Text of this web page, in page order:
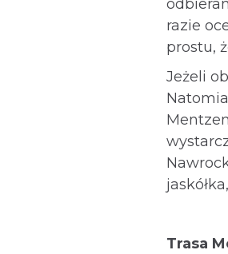
razie
prostu,
Jeżeli
Trasa